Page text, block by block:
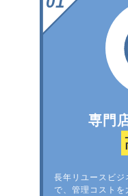
専門
長年リユースビジ
で、管理コストを